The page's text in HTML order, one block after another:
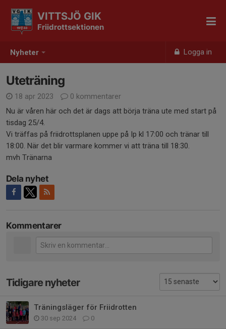
Nyheter Logga in
VITTSJÖ GIK
Friidrottsektionen
Uteträning
18 apr 2023
0 kommentarer
Nu är våren här och det är dags att börja träna ute med start på
tisdag 25/4.
Vi träffas på friidrottsplanen uppe på Ip kl 17:00 och tränar till
18:00. När det blir varmare kommer vi att träna till 18:30.
mvh Tränarna
Dela nyhet
Kommentarer
Tidigare nyheter
Träningsläger för Friidrotten
30 sep 2024 0